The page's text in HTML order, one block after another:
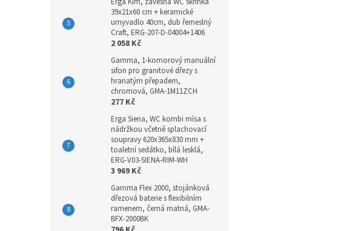
39x21x60 cm + keramické
umyvadlo 40cm, dub řemeslný
Craft, ERG-207-D-04004+1406
2 058 Kč
Gamma, 1-komorový manuální
sifon pro granitové dřezy s
hranatým přepadem,
chromová, GMA-1M11ZCH
277 Kč
Erga Siena, WC kombi mísa s
nádržkou včetně splachovací
soupravy 620x365x830 mm +
toaletní sedátko, bílá lesklá,
ERG-V03-SIENA-RIM-WH
3 969 Kč
Gamma Flex 2000, stojánková
dřezová baterie s flexibilním
ramenem, černá matná, GMA-
BFX-2000BK